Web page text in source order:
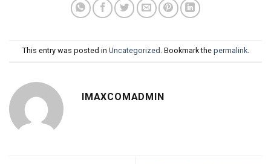
This entry was posted in Uncategorized . Bookmark the permalink.
IMAXCOMADMIN